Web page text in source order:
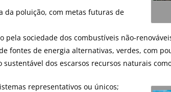
da poluição, com metas futuras de
pela sociedade dos combustíveis não-
fontes de energia alternativas, verdes, com
sustentável dos escarsos recursos naturais
representativos ou únicos;